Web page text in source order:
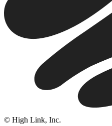
© High Link, Inc.